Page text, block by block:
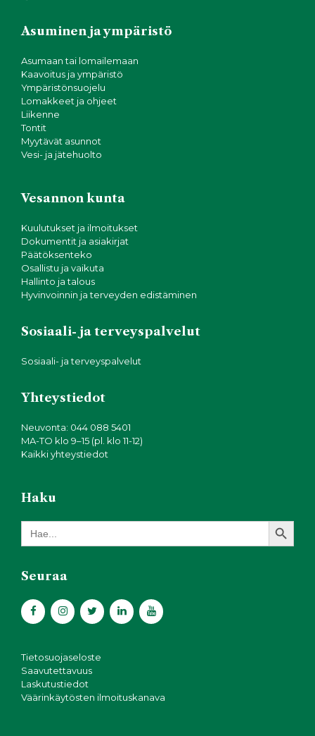
Asuminen ja ympäristö
Asumaan tai lomailemaan
Kaavoitus ja ympäristö
Ympäristönsuojelu
Lomakkeet ja ohjeet
Liikenne
Tontit
Myytävät asunnot
Vesi- ja jätehuolto
Vesannon kunta
Kuulutukset ja ilmoitukset
Dokumentit ja asiakirjat
Päätöksenteko
Osallistu ja vaikuta
Hallinto ja talous
Hyvinvoinnin ja terveyden edistäminen
Sosiaali- ja terveyspalvelut
Sosiaali- ja terveyspalvelut
Yhteystiedot
Neuvonta: 044 088 5401
MA-TO klo 9–15 (pl. klo 11-12)
Kaikki yhteystiedot
Haku
Search
for:
Search Button
Seuraa
Tietosuojaseloste
Saavutettavuus
Laskutustiedot
Väärinkäytösten ilmoituskanava